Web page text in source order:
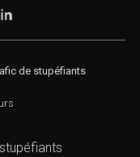
de stupéfiants